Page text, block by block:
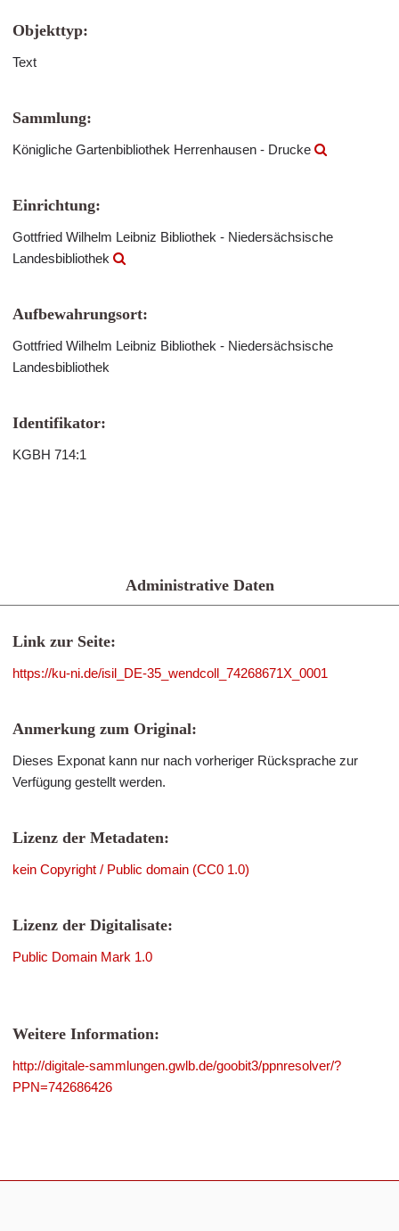
Objekttyp:
Text
Sammlung:
Königliche Gartenbibliothek Herrenhausen - Drucke
Einrichtung:
Gottfried Wilhelm Leibniz Bibliothek - Niedersächsische
Landesbibliothek
Aufbewahrungsort:
Gottfried Wilhelm Leibniz Bibliothek - Niedersächsische
Landesbibliothek
Identifikator:
KGBH 714:1
Administrative Daten
Link zur Seite:
https://ku-ni.de/isil_DE-35_wendcoll_74268671X_0001
Anmerkung zum Original:
Dieses Exponat kann nur nach vorheriger Rücksprache zur
Verfügung gestellt werden.
Lizenz der Metadaten:
kein Copyright / Public domain (CC0 1.0)
Lizenz der Digitalisate:
Public Domain Mark 1.0
Weitere Information:
http://digitale-sammlungen.gwlb.de/goobit3/ppnresolver/?
PPN=742686426